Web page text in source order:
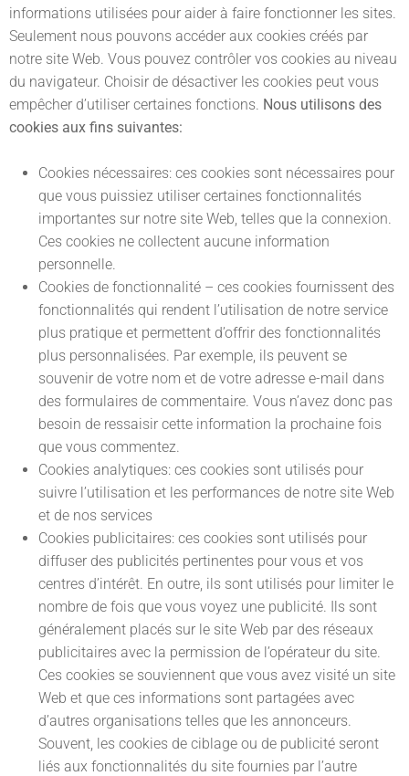
informations utilisées pour aider à faire fonctionner les sites.
Seulement nous pouvons accéder aux cookies créés par
notre site Web. Vous pouvez contrôler vos cookies au niveau
du navigateur. Choisir de désactiver les cookies peut vous
empêcher d’utiliser certaines fonctions. Nous utilisons des
cookies aux fins suivantes:
Cookies nécessaires: ces cookies sont nécessaires pour
que vous puissiez utiliser certaines fonctionnalités
importantes sur notre site Web, telles que la connexion.
Ces cookies ne collectent aucune information
personnelle.
Cookies de fonctionnalité – ces cookies fournissent des
fonctionnalités qui rendent l’utilisation de notre service
plus pratique et permettent d’offrir des fonctionnalités
plus personnalisées. Par exemple, ils peuvent se
souvenir de votre nom et de votre adresse e-mail dans
des formulaires de commentaire. Vous n’avez donc pas
besoin de ressaisir cette information la prochaine fois
que vous commentez.
Cookies analytiques: ces cookies sont utilisés pour
suivre l’utilisation et les performances de notre site Web
et de nos services
Cookies publicitaires: ces cookies sont utilisés pour
diffuser des publicités pertinentes pour vous et vos
centres d’intérêt. En outre, ils sont utilisés pour limiter le
nombre de fois que vous voyez une publicité. Ils sont
généralement placés sur le site Web par des réseaux
publicitaires avec la permission de l’opérateur du site.
Ces cookies se souviennent que vous avez visité un site
Web et que ces informations sont partagées avec
d’autres organisations telles que les annonceurs.
Souvent, les cookies de ciblage ou de publicité seront
liés aux fonctionnalités du site fournies par l’autre